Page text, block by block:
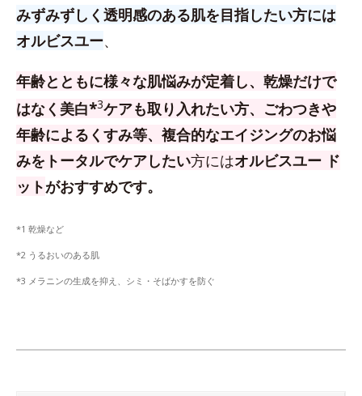
みずみずしく透明感のある肌を目指したい方には
オルビスユー、
年齢とともに様々な肌悩みが定着し、乾燥だけで
はなく美白*3ケアも取り入れたい方、 ごわつきや
年齢によるくすみ等、複合的なエイジングのお悩
みをトータルでケアしたい方にはオルビスユー ド
ットがおすすめです。
*1 乾燥など
*2 うるおいのある肌
*3 メラニンの生成を抑え、シミ・そばかすを防ぐ